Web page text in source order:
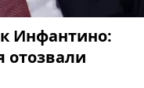
Инфантино:
отозвали